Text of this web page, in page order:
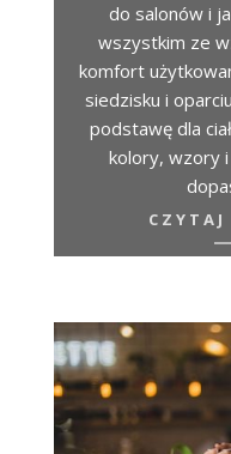
do salonów i
wszystkim ze
komfort
siedzisku i
podstawę dla
kolory, wzory